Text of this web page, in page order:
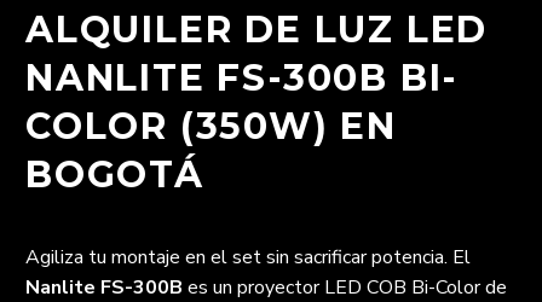
ALQUILER DE LUZ LED
NANLITE FS-300B BI-
COLOR (350W) EN
BOGOTÁ
Agiliza tu montaje en el set sin sacrificar potencia. El
Nanlite FS-300B es un proyector LED COB Bi-Color de